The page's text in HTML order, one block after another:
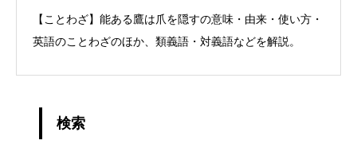
【ことわざ】能ある鷹は爪を隠すの意味・由来・使い方・
英語のことわざのほか、類義語・対義語などを解説。
検索